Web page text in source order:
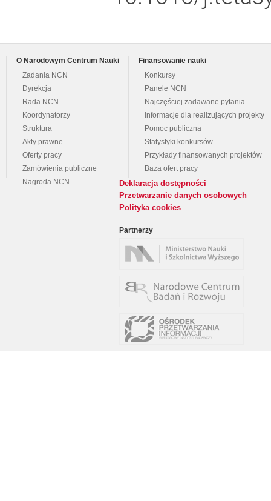
O Narodowym Centrum Nauki
Zadania NCN
Dyrekcja
Rada NCN
Koordynatorzy
Struktura
Akty prawne
Oferty pracy
Zamówienia publiczne
Nagroda NCN
Finansowanie nauki
Konkursy
Panele NCN
Najczęściej zadawane pytania
Informacje dla realizujących projekty
Pomoc publiczna
Statystyki konkursów
Przykłady finansowanych projektów
Baza ofert pracy
Deklaracja dostępności
Przetwarzanie danych osobowych
Polityka cookies
Partnerzy